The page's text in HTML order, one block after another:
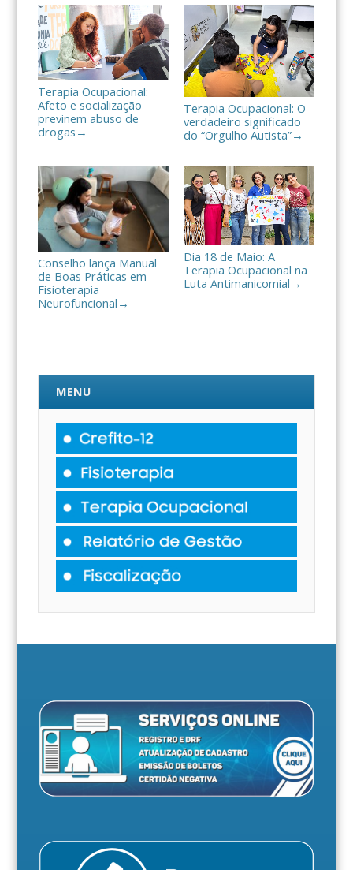
a
r
Terapia Ocupacional:
Afeto e socialização
previnem abuso de
drogas →
Terapia Ocupacional: O
verdadeiro significado
do “Orgulho Autista”→
Conselho lança Manual
de Boas Práticas em
Fisioterapia
Neurofuncional →
Dia 18 de Maio: A
Terapia Ocupacional na
Luta Antimanicomial →
MENU